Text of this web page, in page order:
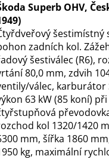
Superb OHV,
zadních kol.
šestiválec (R6),
80,0 mm, zdvih
válec, karburátor
63 kW (85 koní)
kol 1320/1420
mm, šířka 1860
kg, maximální